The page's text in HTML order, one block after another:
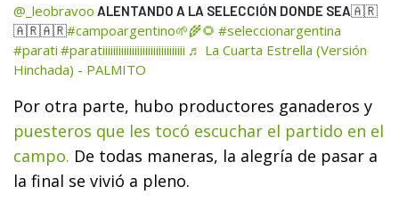
@_leobravoo ALENTANDO A LA SELECCIÓN DONDE SEA🇦🇷
🇦🇷🇦🇷#campoargentino🌱🌾🌻 #seleccionargentina
#parati #paratiiiiiiiiiiiiiiiiiiiiiiiiiiiiiii ♬ La Cuarta Estrella (Versión
Hinchada) - PALMITO
Por otra parte, hubo productores ganaderos y
puesteros que les tocó escuchar el partido en el
campo. De todas maneras, la alegría de pasar a
la final se vivió a pleno.